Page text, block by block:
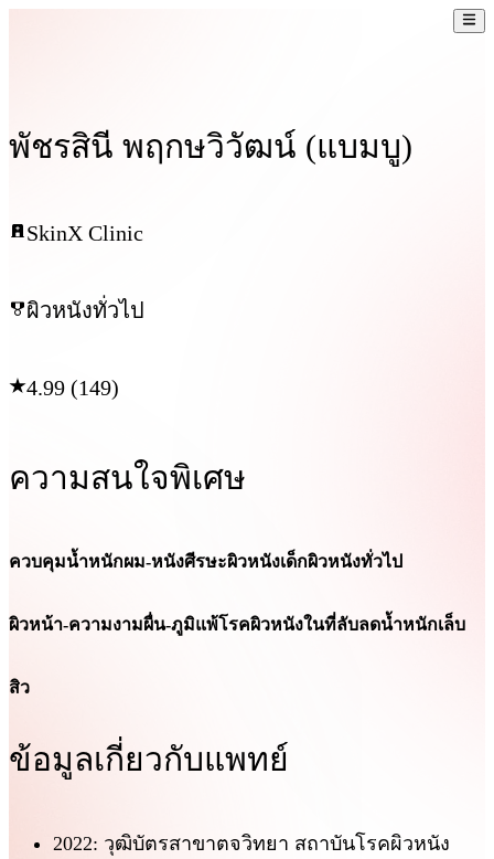
พัชรสินี พฤกษวิวัฒน์ (แบมบู)
SkinX Clinic
ผิวหนังทั่วไป
4.99 (149)
ความสนใจพิเศษ
ควบคุมน้ำหนักผม-หนังศีรษะผิวหนังเด็กผิวหนังทั่วไป
ผิวหน้า-ความงามผื่น-ภูมิแพ้โรคผิวหนังในที่ลับลดน้ำหนักเล็บ
สิว
ข้อมูลเกี่ยวกับแพทย์
2022: วุฒิบัตรสาขาตจวิทยา สถาบันโรคผิวหนัง